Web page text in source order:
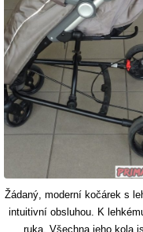
Žádaný, moderní kočárek s
intuitivní obsluhou. K
ruka. Všechna jeho kola